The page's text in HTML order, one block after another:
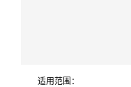
适用范围：